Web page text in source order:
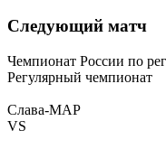
Следующий матч
Чемпионат России по
Регулярный чемпионат
Слава-МАР
VS